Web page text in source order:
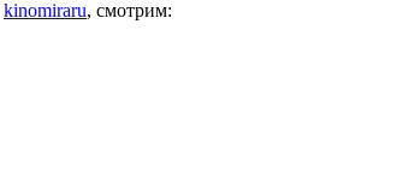
kinomiraru, смотрим: